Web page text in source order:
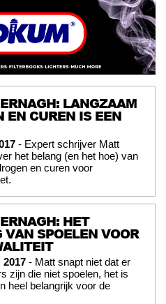
LANGZAAM
EN CUREN IS EEN
- Expert schrijver Matt
het belang (en het hoe) van
en curen voor
HET
VAN SPOELEN VOOR
- Matt snapt niet dat er
zijn die niet spoelen, het is
heel belangrijk voor de